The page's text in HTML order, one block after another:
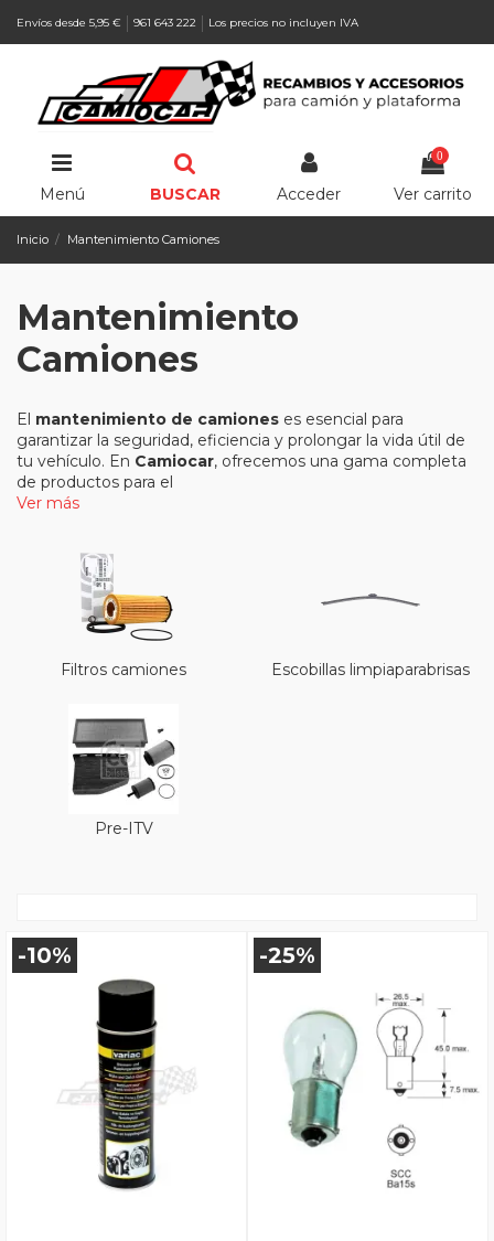
Envíos desde 5,95 € 961 643 222 Los precios no incluyen IVA
Menú BUSCAR Acceder
0
Ver carrito
Inicio Mantenimiento Camiones
Mantenimiento
Camiones
El mantenimiento de camiones es esencial para
garantizar la seguridad, eficiencia y prolongar la vida útil de
tu vehículo. En Camiocar, ofrecemos una gama completa
de productos para el
Ver más
Filtros camiones Escobillas limpiaparabrisas
Pre-ITV
-10% -25%